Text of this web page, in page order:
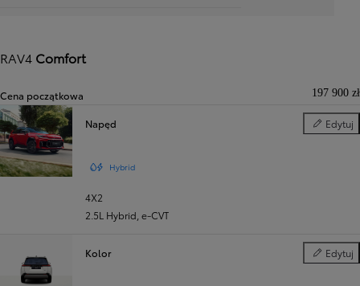
RAV4 Comfort
Cena początkowa 197 900 zł
Napęd Edytuj
Napęd
Hybrid
4X2
2.5L Hybrid e‑CVT
Kolor Edytuj
Kolor